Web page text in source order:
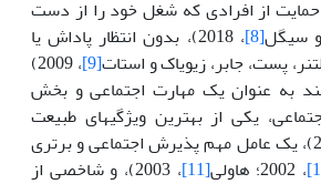
حمایت از افرادی که شغل خود را از دست
و سیگل[8]
، 2018)، بدون انتظار پاداش یا
پست، جابر، زیویاک و استات[9]
، 2009)
به عنوان یک مهارت اجتماعی و بخش
یکی از بهترین ویژگی­های طبیعت
انسان (بدگانکار، 2023)، یک عامل مهم پذیرش اجتماعی و برتری
، 2002؛ هاولی [11]
، 2003)، و شاخصی از